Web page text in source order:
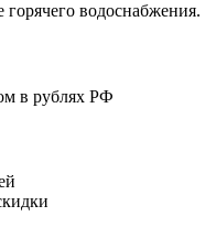
водоснабжения.
в рублях РФ